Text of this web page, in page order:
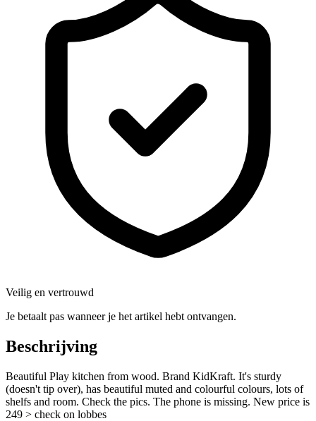
Veilig en vertrouwd
Je betaalt pas wanneer je het artikel hebt ontvangen.
Beschrijving
Beautiful Play kitchen from wood. Brand KidKraft. It's sturdy
(doesn't tip over), has beautiful muted and colourful colours, lots of
shelfs and room. Check the pics. The phone is missing. New price is
249 > check on lobbes